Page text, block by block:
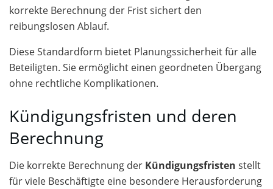
korrekte Berechnung der Frist sichert den
reibungslosen Ablauf.
Diese Standardform bietet Planungssicherheit für alle
Beteiligten. Sie ermöglicht einen geordneten Übergang
ohne rechtliche Komplikationen.
Kündigungsfristen und deren
Berechnung
Die korrekte Berechnung der Kündigungsfristen stellt
für viele Beschäftigte eine besondere Herausforderung